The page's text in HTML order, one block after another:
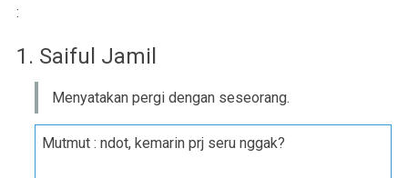
:
1. Saiful Jamil
Menyatakan pergi dengan seseorang.
Mutmut : ndot, kemarin prj seru nggak?